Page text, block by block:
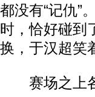
都没有“记仇”
时，恰好碰到
换，于汉超笑
赛场之上